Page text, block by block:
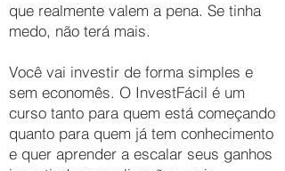
que realmente valem a pena. Se tinha
medo, não terá mais.
Você vai investir de forma simples e
sem economês. O InvestFácil é um
curso tanto para quem está começando
quanto para quem já tem conhecimento
e quer aprender a escalar seus ganhos